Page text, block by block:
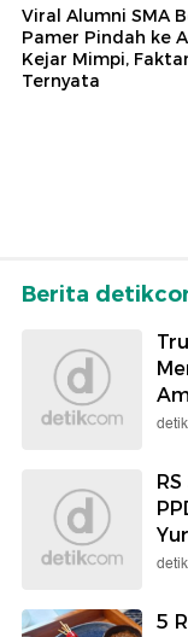
Viral Alumni SMA
Pamer Pindah ke
Kejar Mimpi,
Ternyata
Berita
5